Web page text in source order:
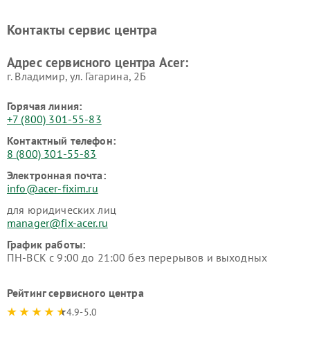
Контакты сервис центра
Адрес сервисного центра Acer:
г. Владимир, ул. Гагарина, 2Б
Горячая линия:
+7 (800) 301-55-83
Контактный телефон:
8 (800) 301-55-83
Электронная почта:
info@acer-fixim.ru
для юридических лиц
manager@fix-acer.ru
График работы:
ПН-ВСК с 9:00 до 21:00 без перерывов и выходных
Рейтинг сервисного центра
4.9-5.0